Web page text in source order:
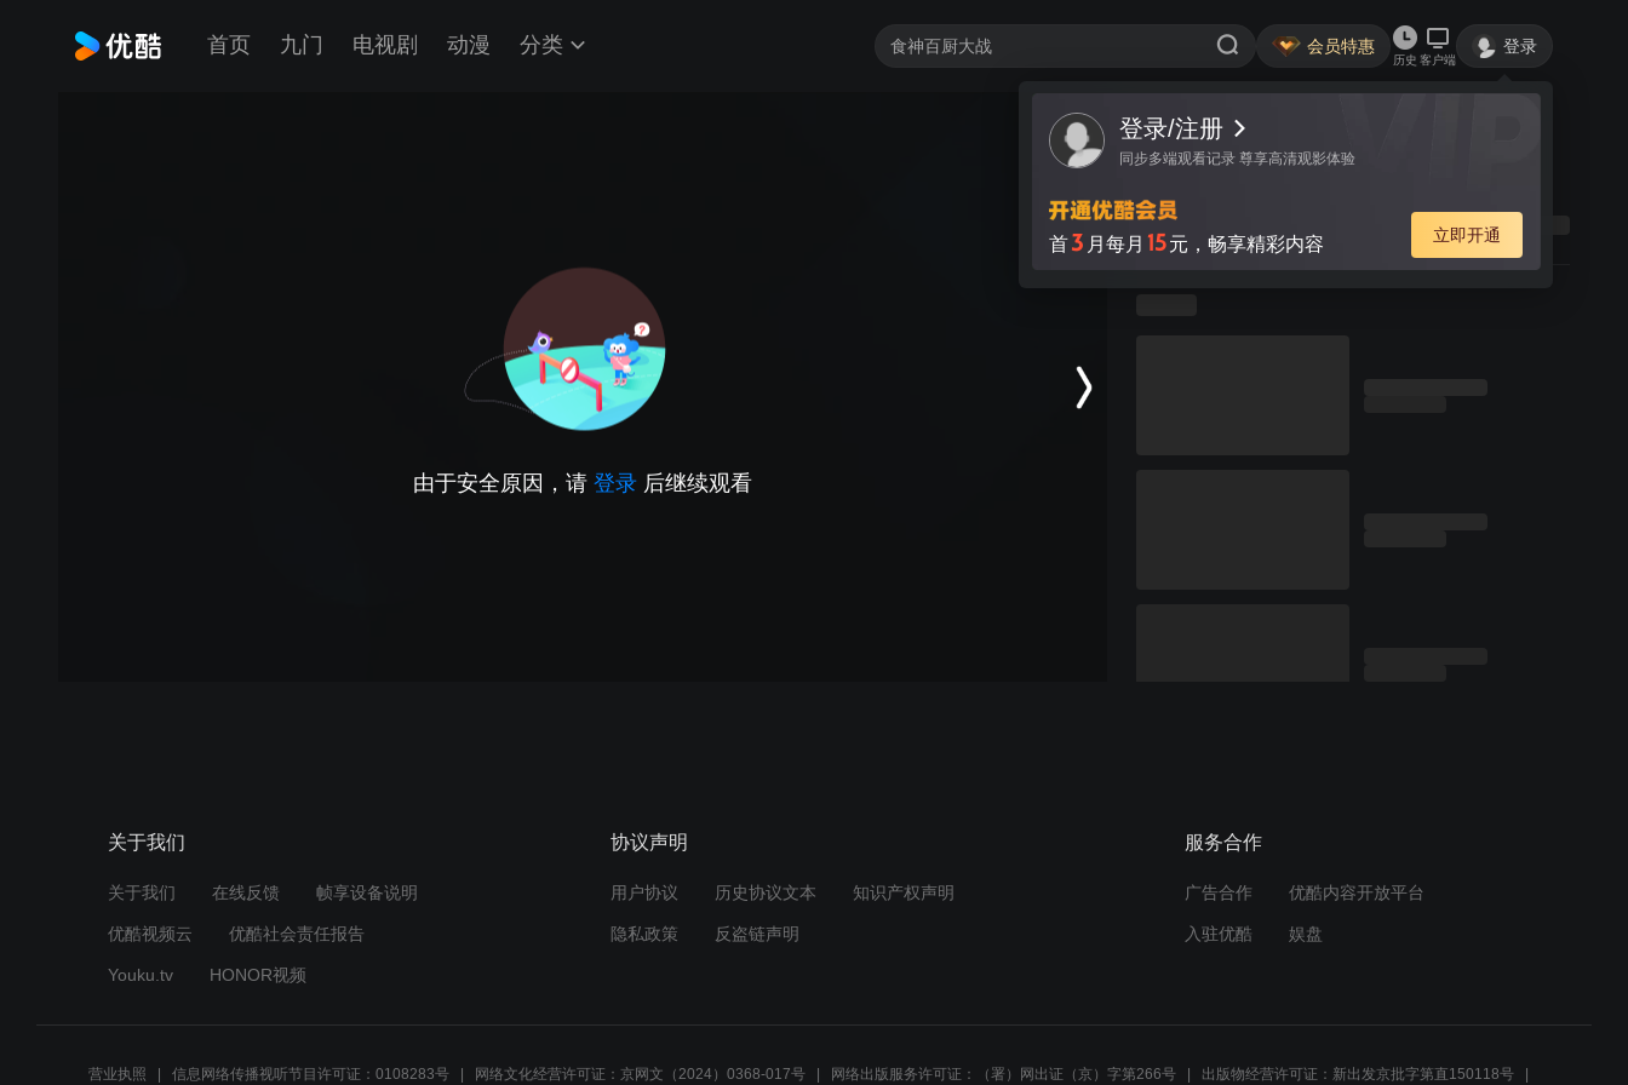
首页 九门 电视剧 动漫 分类 会员特惠
历史 客户端
登录
登录/注册
同步多端观看记录 尊享高清观影体验
首3 月每月 15元，畅享精彩内容 立即开通
由于安全原因，请 登录 后继续观看
关于我们
关于我们 在线反馈 帧享设备说明
优酷视频云 优酷社会责任报告
Youku.tv HONOR视频
协议声明
用户协议 历史协议文本 知识产权声明
隐私政策 反盗链声明
服务合作
广告合作 优酷内容开放平台
入驻优酷 娱盘
营业执照 信息网络传播视听节目许可证：0108283号 网络文化经营许可证：京网文（2024）0368-017号 网络出版服务许可证：（署）网出证（京）字第266号 出版物经营许可证：新出发京批字第直150118号